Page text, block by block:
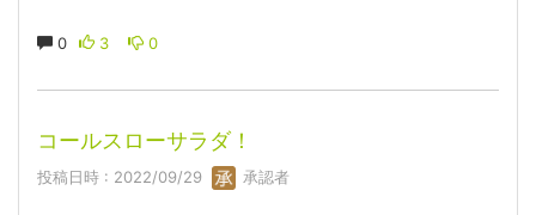
0 3 0
コールスローサラダ！
投稿日時 : 2022/09/29 承認者